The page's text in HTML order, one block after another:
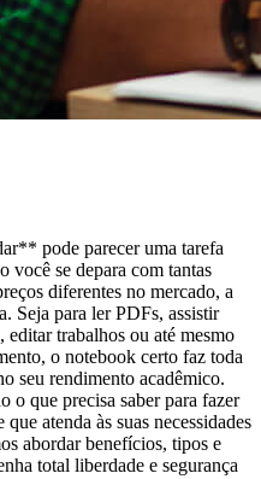
pode parecer uma tarefa
você se depara com tantas
diferentes no mercado, a
Seja para ler PDFs, assistir
trabalhos ou até mesmo
o notebook certo faz toda
seu rendimento acadêmico.
o que precisa saber para fazer
atenda às suas necessidades
abordar benefícios, tipos e
total liberdade e segurança